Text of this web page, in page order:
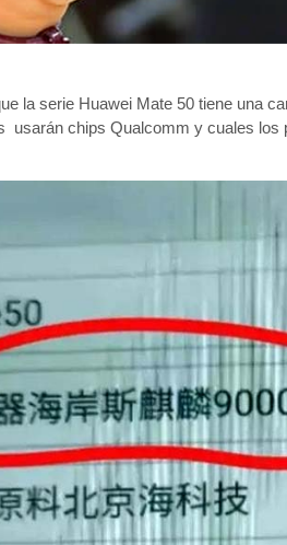
la serie Huawei Mate 50 tiene una
usarán chips Qualcomm y cuales los